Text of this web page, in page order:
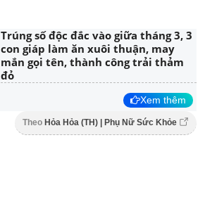
Trúng số độc đắc vào giữa tháng 3, 3
con giáp làm ăn xuôi thuận, may
mắn gọi tên, thành công trải thảm
đỏ
Xem thêm
Theo Hỏa Hỏa (TH) | Phụ Nữ Sức Khỏe